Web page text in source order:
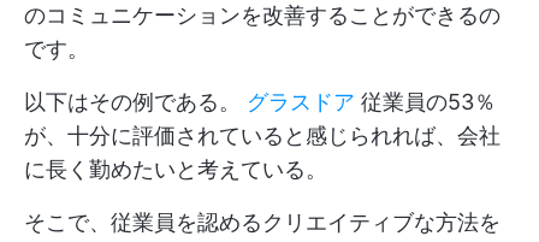
のコミュニケーションを改善することができるの
です。
以下はその例である。 グラスドア 従業員の53％
が、十分に評価されていると感じられれば、会社
に長く勤めたいと考えている。
そこで、従業員を認めるクリエイティブな方法を